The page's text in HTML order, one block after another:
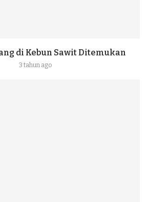
di Kebun Sawit Ditemukan
3 tahun ago